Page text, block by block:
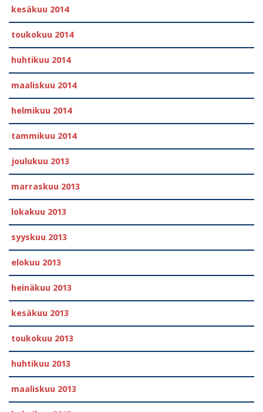
kesäkuu 2014
toukokuu 2014
huhtikuu 2014
maaliskuu 2014
helmikuu 2014
tammikuu 2014
joulukuu 2013
marraskuu 2013
lokakuu 2013
syyskuu 2013
elokuu 2013
heinäkuu 2013
kesäkuu 2013
toukokuu 2013
huhtikuu 2013
maaliskuu 2013